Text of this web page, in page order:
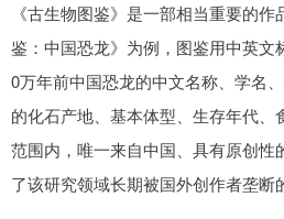
《古生物图鉴》是一部相当重要的
鉴：中国恐龙》为例，图鉴用中英文
0万年前中国恐龙的中文名称、学名
的化石产地、基本体型、生存年代、
范围内，唯一来自中国、具有原创性
了该研究领域长期被国外创作者垄断